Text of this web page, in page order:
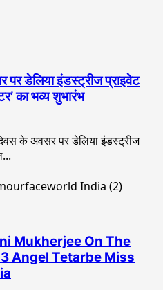
डेलिया इंडस्ट्रीज प्राइवेट
का भव्य शुभारंभ
के अवसर पर डेलिया इंडस्ट्रीज
Mukherjee On The
Angel Tetarbe Miss